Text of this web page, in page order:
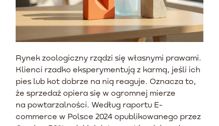
Rynek zoologiczny rządzi się własnymi prawami.
Klienci rzadko eksperymentują z karmą, jeśli ich
pies lub kot dobrze na nią reaguje. Oznacza to,
że sprzedaż opiera się w ogromnej mierze
na powtarzalności. Według raportu E-
commerce w Polsce 2024 opublikowanego przez